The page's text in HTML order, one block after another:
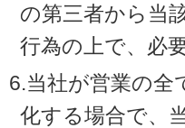
の第三者から当
行為の上で、必
6.当社が営業の全
化する場合で、